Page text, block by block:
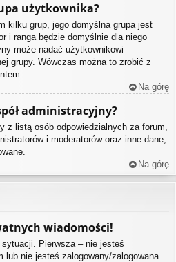
użytkownika?
kilku grup, jego domyślna grupa jest
i ranga będzie domyślnie dla niego
może nadać użytkownikowi
grupy. Wówczas można to zrobić z
Na górę
administracyjny?
z listą osób odpowiedzialnych za forum,
i moderatorów oraz inne dane,
Na górę
wiadomości!
Pierwsza – nie jesteś
nie jesteś zalogowany/zalogowana.